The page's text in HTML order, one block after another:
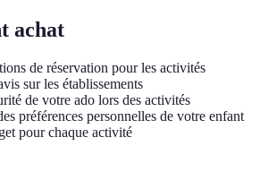
achat
de réservation pour les activités
sur les établissements
de votre ado lors des activités
préférences personnelles de votre enfant
pour chaque activité